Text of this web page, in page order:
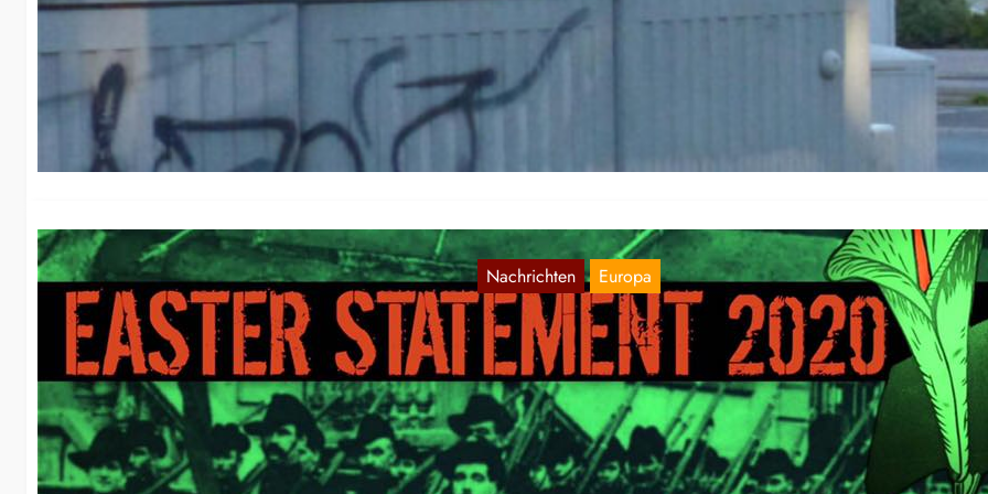
Auslieferung von Liam Campbell in Bremen
Juli 13, 2020
Im Bremer Arbeiterviertel Tenever wurde Plakate gegen die
von Liam Campbell gesichtet. Wir dokumentieren hier Fotos davon.
Nachrichten Europa
Ostererklärung der Irisch Sozialistischen
Republikaner
Apr. 13, 2020
Wir veröffentlichen eine inoffizielle Übersetzung der Ostererklärung der
Irisch Sozialistischen Republikaner, die uns zugeschickt wurde.